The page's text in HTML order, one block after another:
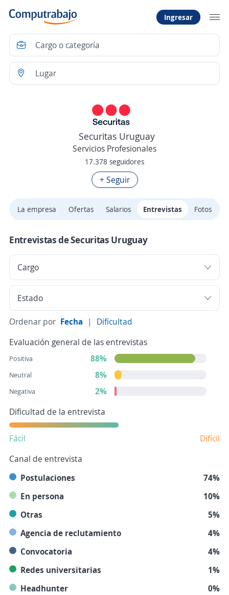
Ingresar
Securitas Uruguay
Servicios Profesionales
17.378 seguidores
+ Seguir
La empresa Ofertas Salarios Entrevistas Fotos
Entrevistas de Securitas Uruguay
Ordenar por Fecha |
Dificultad
Evaluación general de las entrevistas
Positiva 88%
Neutral 8%
Negativa
2%
Dificultad de la entrevista
Fácil
Difícil
Canal de entrevista
Postulaciones
74%
En persona
10%
Otras
5%
Agencia de reclutamiento
4%
Convocatoria
4%
Redes universitarias
1%
Headhunter
0%